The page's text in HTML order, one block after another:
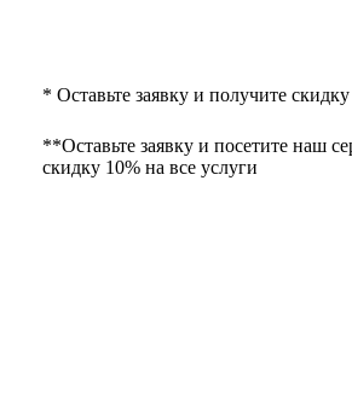
* Оставьте заявку и получите
**Оставьте заявку и посетите наш
скидку 10% на все услуги